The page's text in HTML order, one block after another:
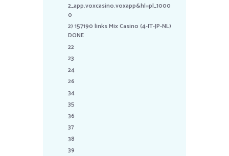
2_app.voxcasino.voxapp&hl=pl_1000
0
2) 157190 links Mix Casino (4-IT-JP-NL)
DONE
22
23
24
26
34
35
36
37
38
39